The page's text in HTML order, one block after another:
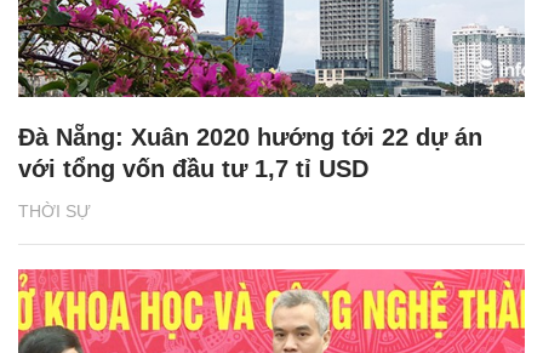
THỜI SỰ
Đà Nẵng: Xuân 2020 hướng tới 22 dự án
với tổng vốn đầu tư 1,7 tỉ USD